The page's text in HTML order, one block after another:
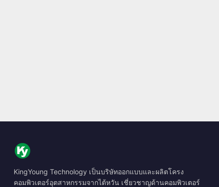
KingYoung Technology เป็นบริษัทออกแบบและผลิตโครง
คอมพิวเตอร์อุตสาหกรรมจากไต้หวัน เชี่ยวชาญด้านคอมพิวเตอร์